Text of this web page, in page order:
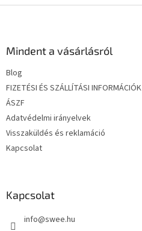
Mindent a vásárlásról
Blog
FIZETÉSI ÉS SZÁLLÍTÁSI INFORMÁCIÓK
ÁSZF
Adatvédelmi irányelvek
Visszaküldés és reklamáció
Kapcsolat
Kapcsolat
info@swee.hu